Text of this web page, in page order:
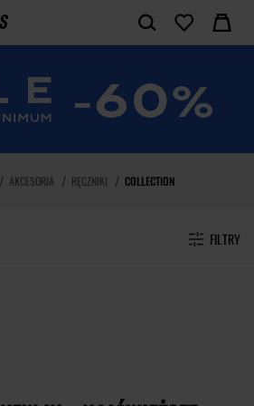
AKCESORIA RĘCZNIKI COLLECTION
FILTRY